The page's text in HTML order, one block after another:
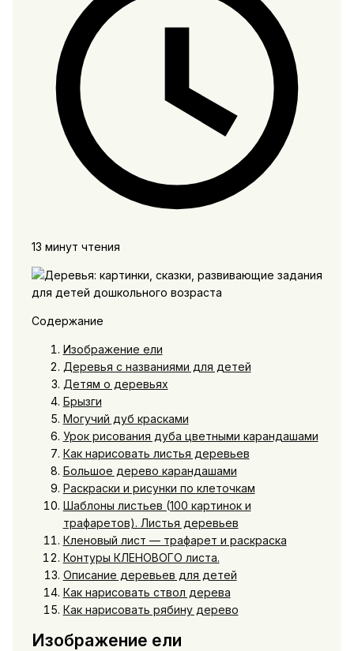
13 минут чтения
Содержание
Изображение ели
Деревья с названиями для детей
Детям о деревьях
Брызги
Могучий дуб красками
Урок рисования дуба цветными карандашами
Как нарисовать листья деревьев
Большое дерево карандашами
Раскраски и рисунки по клеточкам
Шаблоны листьев (100 картинок и
трафаретов). Листья деревьев
Кленовый лист — трафарет и раскраска
Контуры КЛЕНОВОГО листа.
Описание деревьев для детей
Как нарисовать ствол дерева
Как нарисовать рябину дерево
Изображение ели